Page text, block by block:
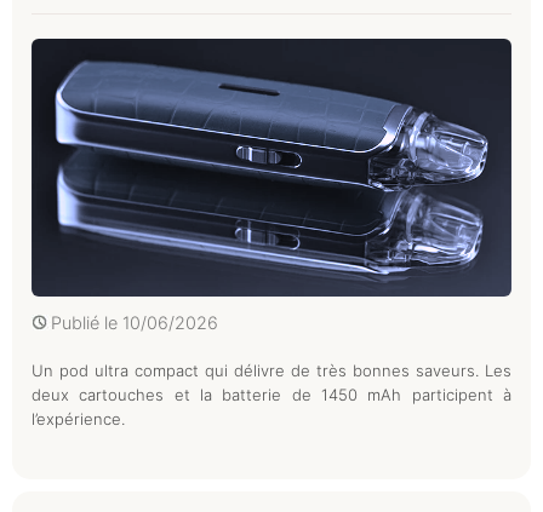
Publié le 10/06/2026
Un pod ultra compact qui délivre de très bonnes saveurs. Les
deux cartouches et la batterie de 1450 mAh participent à
l’expérience.